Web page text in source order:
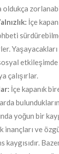
oldukça
İçe
çalışırlar.
İçe kapanık
yoğun bir
ve